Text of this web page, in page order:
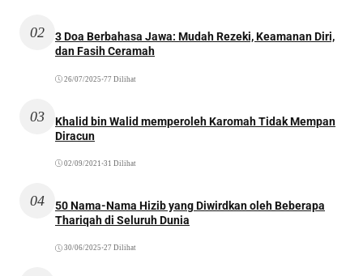
02
3 Doa Berbahasa Jawa: Mudah Rezeki, Keamanan Diri,
dan Fasih Ceramah
26/07/2025 •77 Dilihat
03
Khalid bin Walid memperoleh Karomah Tidak Mempan
Diracun
02/09/2021 •31 Dilihat
04
50 Nama-Nama Hizib yang Diwirdkan oleh Beberapa
Thariqah di Seluruh Dunia
30/06/2025 •27 Dilihat